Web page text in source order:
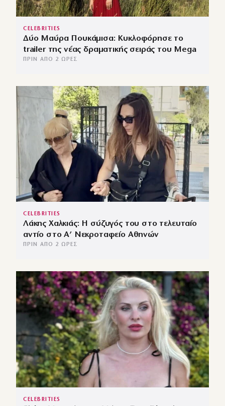
CELEBRITIES
Δύο Μαύρα Πουκάμισα: Κυκλοφόρησε το
trailer της νέας δραματικής σειράς του Mega
ΠΡΙΝ ΑΠΌ 2 ΏΡΕΣ
CELEBRITIES
Λάκης Χαλκιάς: Η σύζυγός του στο τελευταίο
αντίο στο Α’ Νεκροταφείο Αθηνών
ΠΡΙΝ ΑΠΌ 2 ΏΡΕΣ
CELEBRITIES